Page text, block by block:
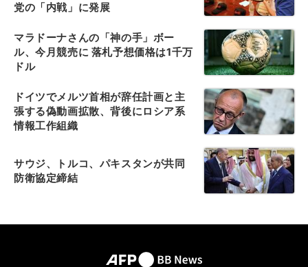
党の「内戦」に発展
マラドーナさんの「神の手」ボー
ル、今月競売に 落札予想価格は1千万
ドル
ドイツでメルツ首相が辞任計画と主
張する偽動画拡散、背後にロシア系
情報工作組織
サウジ、トルコ、パキスタンが共同
防衛協定締結